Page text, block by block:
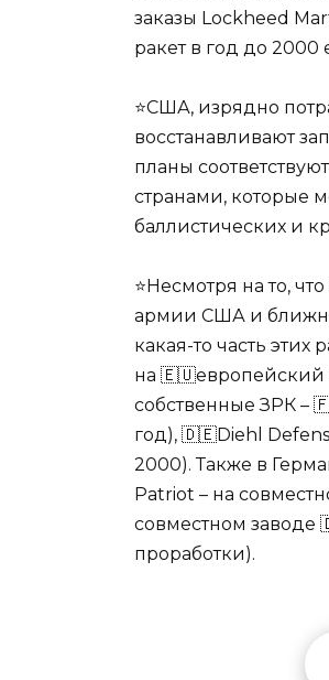
заказы Lockheed
ракет в год до 2000
⭐США, изрядно
восстанавливают
планы
странами, которые
баллистических и
⭐️Несмотря на то,
армии США и
какая-то часть этих
на 🇪🇺европейский
собственные ЗРК –
год), 🇩🇪Diehl
2000). Также в
Patriot – на
совместном заводе
проработки).